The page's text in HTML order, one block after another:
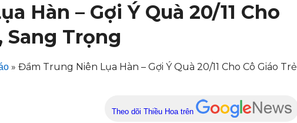
Hàn – Gợi Ý Quà 20/11 Cho
Sang Trọng
» Đầm Trung Niên Lụa Hàn – Gợi Ý Quà 20/11 Cho Cô Giáo Trẻ
Theo dõi Thiều Hoa trên